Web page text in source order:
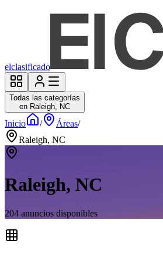
elclasificado
Todas las categorías
en Raleigh, NC
Inicio / Áreas/
Raleigh, NC
Raleigh, NC
204 anuncios disponibles